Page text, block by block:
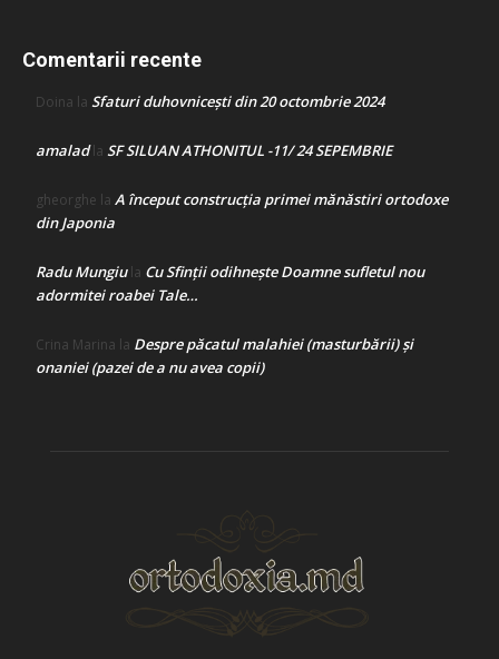
Comentarii recente
Doina la Sfaturi duhovnicești din 20 octombrie 2024
amaladla SF SILUAN ATHONITUL -11/ 24 SEPEMBRIE
gheorghe la A început construcţia primei mănăstiri ortodoxe
din Japonia
Radu Mungiula Cu Sfinții odihnește Doamne sufletul nou
adormitei roabei Tale…
Crina Marina la Despre păcatul malahiei (masturbării) şi
onaniei (pazei de a nu avea copii)